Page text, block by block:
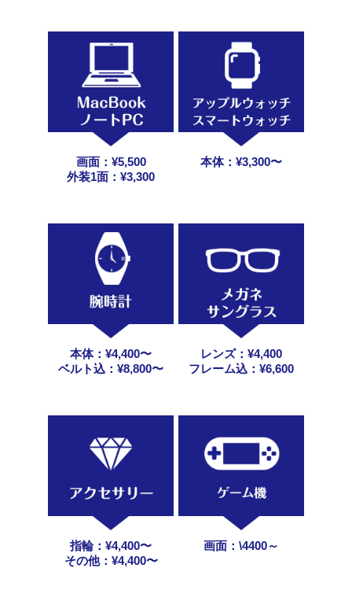
画面：¥5,500
外装1面：¥3,300
本体：¥3,300〜
本体：¥4,400〜
ベルト込：¥8,800〜
レンズ：¥4,400
フレーム込：¥6,600
指輪：¥4,400〜
その他：¥4,400〜
画面： \4400～